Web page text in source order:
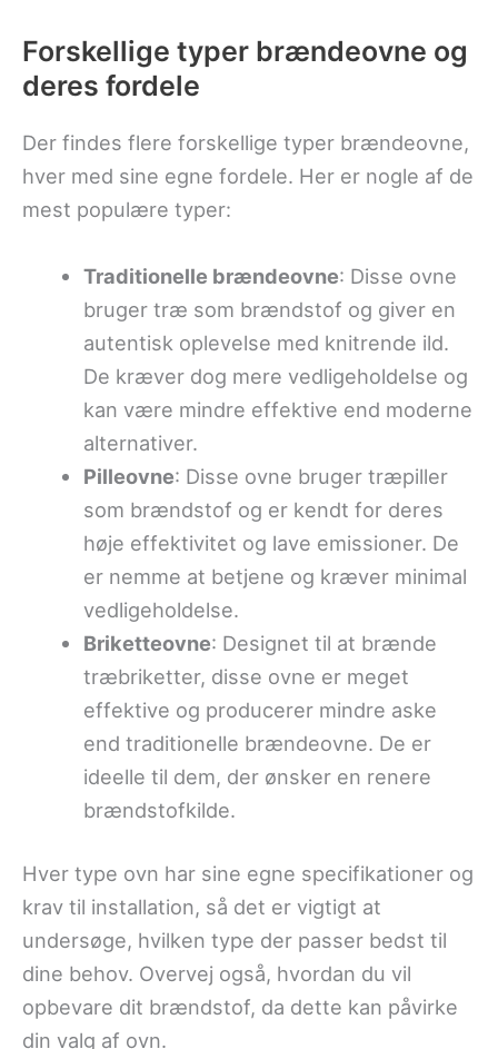
Forskellige typer brændeovne og
deres fordele
Der findes flere forskellige typer brændeovne,
hver med sine egne fordele. Her er nogle af de
mest populære typer:
Traditionelle brændeovne: Disse ovne
bruger træ som brændstof og giver en
autentisk oplevelse med knitrende ild.
De kræver dog mere vedligeholdelse og
kan være mindre effektive end moderne
alternativer.
Pilleovne: Disse ovne bruger træpiller
som brændstof og er kendt for deres
høje effektivitet og lave emissioner. De
er nemme at betjene og kræver minimal
vedligeholdelse.
Briketteovne: Designet til at brænde
træbriketter, disse ovne er meget
effektive og producerer mindre aske
end traditionelle brændeovne. De er
ideelle til dem, der ønsker en renere
brændstofkilde.
Hver type ovn har sine egne specifikationer og
krav til installation, så det er vigtigt at
undersøge, hvilken type der passer bedst til
dine behov. Overvej også, hvordan du vil
opbevare dit brændstof, da dette kan påvirke
din valg af ovn.